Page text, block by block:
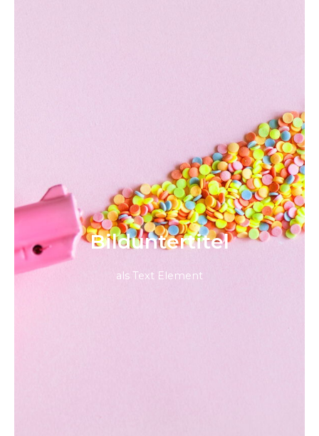
Bild­unter­titel
als Text Element